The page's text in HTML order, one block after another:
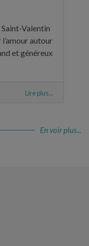
Valentin
autour
et généreux
Lire plus...
En voir plus...